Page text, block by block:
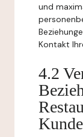
und
Kontakt
4.2